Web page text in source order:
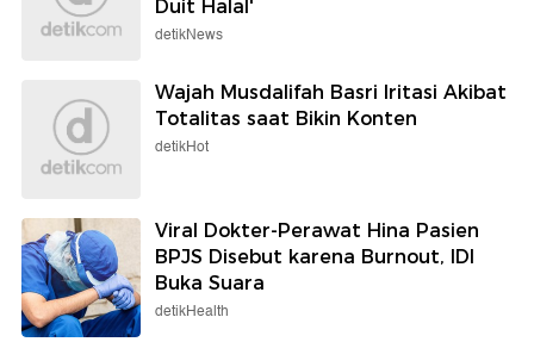
Duit Halal'
detikNews
Wajah Musdalifah Basri Iritasi Akibat
Totalitas saat Bikin Konten
detikHot
Viral Dokter-Perawat Hina Pasien
BPJS Disebut karena Burnout, IDI
Buka Suara
detikHealth